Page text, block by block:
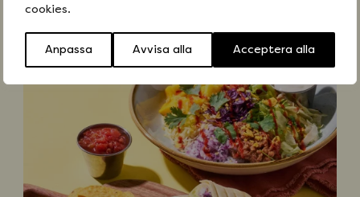
cookies.
Anpassa Avvisa alla Acceptera alla